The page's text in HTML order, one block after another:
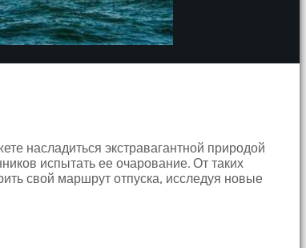
насладиться экстравагантной природой
испытать ее очарование. От таких
свой маршрут отпуска, исследуя новые